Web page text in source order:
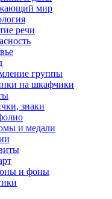
мир
речи
группы
на шкафчики
знаки
и медали
и фоны